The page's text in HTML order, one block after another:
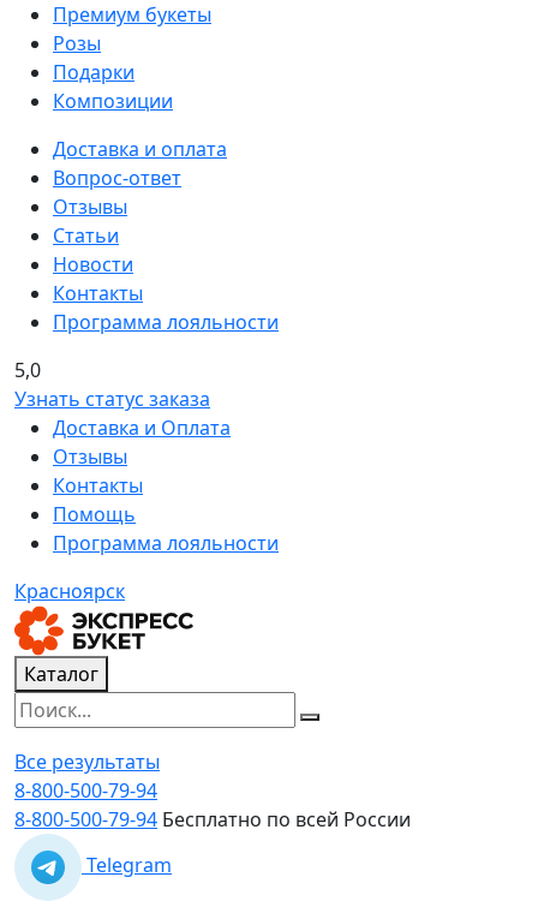
Премиум букеты
Розы
Подарки
Композиции
Доставка и оплата
Вопрос-ответ
Отзывы
Статьи
Новости
Контакты
Программа лояльности
5,0
Узнать статус заказа
Доставка и Оплата
Отзывы
Контакты
Помощь
Программа лояльности
Красноярск
Каталог
Все результаты
8-800-500-79-94
8-800-500-79-94 Бесплатно по всей России
Telegram